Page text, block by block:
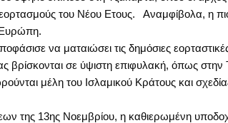
του Νέου Ετους. Αναμφίβολα, η
Ευρώπη.
να ματαιώσει τις δημόσιες
βρίσκονται σε ύψιστη επιφυλακή, όπως στην
μέλη του Ισλαμικού Κράτους και
της 13ης Νοεμβρίου, η καθιερωμένη